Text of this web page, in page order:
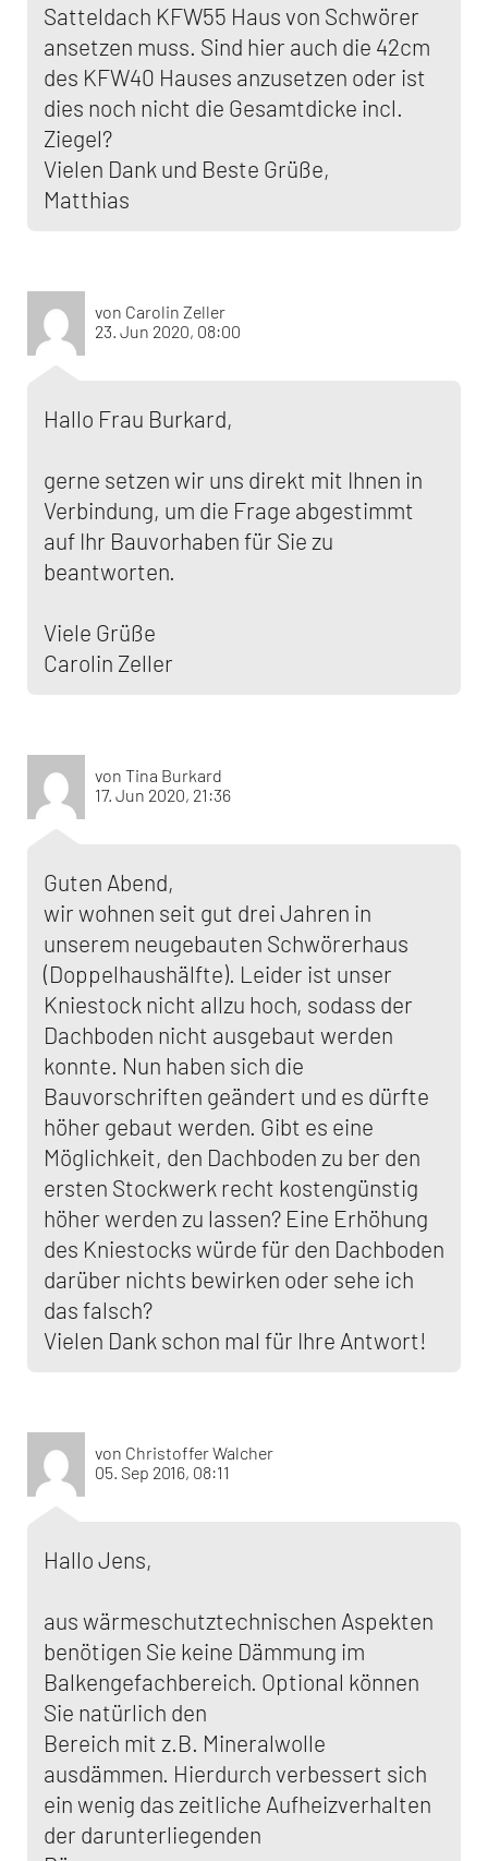
Satteldach KFW55 Haus von Schwörer
ansetzen muss. Sind hier auch die 42cm
des KFW40 Hauses anzusetzen oder ist
dies noch nicht die Gesamtdicke incl.
Ziegel?
Vielen Dank und Beste Grüße,
Matthias
von Carolin Zeller
23. Jun 2020, 08:00
Hallo Frau Burkard,
gerne setzen wir uns direkt mit Ihnen in
Verbindung, um die Frage abgestimmt
auf Ihr Bauvorhaben für Sie zu
beantworten.
Viele Grüße
Carolin Zeller
von Tina Burkard
17. Jun 2020, 21:36
Guten Abend,
wir wohnen seit gut drei Jahren in
unserem neugebauten Schwörerhaus
(Doppelhaushälfte). Leider ist unser
Kniestock nicht allzu hoch, sodass der
Dachboden nicht ausgebaut werden
konnte. Nun haben sich die
Bauvorschriften geändert und es dürfte
höher gebaut werden. Gibt es eine
Möglichkeit, den Dachboden zu ber den
ersten Stockwerk recht kostengünstig
höher werden zu lassen? Eine Erhöhung
des Kniestocks würde für den Dachboden
darüber nichts bewirken oder sehe ich
das falsch?
Vielen Dank schon mal für Ihre Antwort!
von Christoffer Walcher
05. Sep 2016, 08:11
Hallo Jens,
aus wärmeschutztechnischen Aspekten
benötigen Sie keine Dämmung im
Balkengefachbereich. Optional können
Sie natürlich den
Bereich mit z.B. Mineralwolle
ausdämmen. Hierdurch verbessert sich
ein wenig das zeitliche Aufheizverhalten
der darunterliegenden